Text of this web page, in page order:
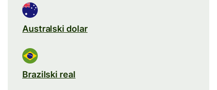
Australski dolar
Brazilski real